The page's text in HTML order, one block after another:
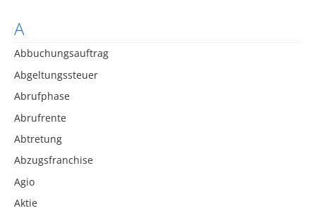
A
Abbuchungsauftrag
Abgeltungssteuer
Abrufphase
Abrufrente
Abtretung
Abzugsfranchise
Agio
Aktie